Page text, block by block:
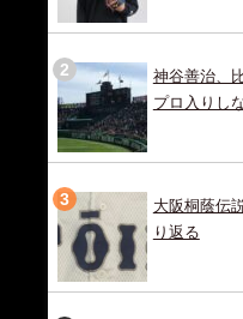
神谷善治、
プロ入りし
大阪桐蔭伝
り返る